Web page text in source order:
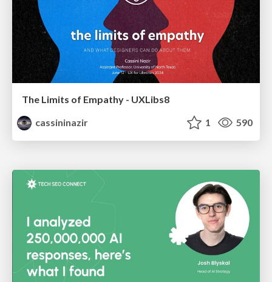
The Limits of Empathy - UXLibs8
cassininazir
1 590